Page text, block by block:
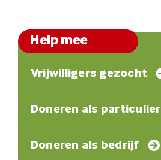
Help mee
Vrijwilligers gezocht
Doneren als particulier
Doneren als bedrijf